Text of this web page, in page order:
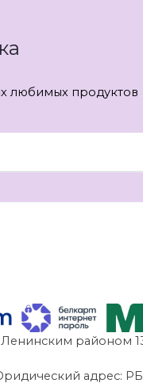
любимых продуктов
районом
адрес: